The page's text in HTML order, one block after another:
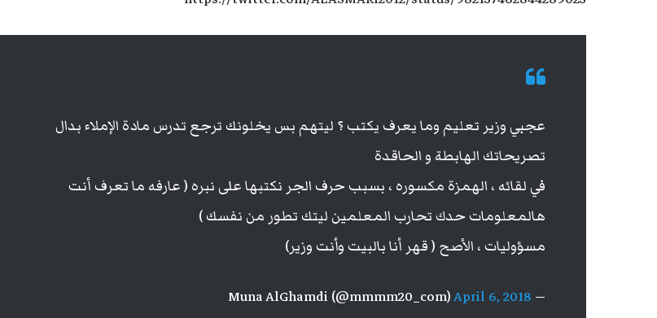
عجبي وزير تعليم وما يعرف يكتب ؟ ليتهم بس يخلونك ترجع تدرس مادة الإملاء بدال
تصريحاتك الهابطة و الحاقدة
في لقائه ، الهمزة مكسوره ، بسبب حرف الجر نكتبها على نبره ( عارفه ما تعرف أنت
هالمعلومات حدك تحارب المعلمين ليتك تطور من نفسك )
مسؤوليات ، الأصح ( قهر أنا بالبيت وأنت وزير)
— Muna AlGhamdi (@mmmm20_com)
April 6, 2018